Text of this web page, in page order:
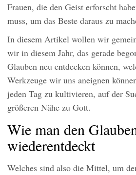
Frauen, die den Geist erforscht
muss, um das Beste daraus zu
In diesem Artikel wollen wir
wir in diesem Jahr, das gerade
Glauben neu entdecken können,
Werkzeuge wir uns aneignen
jeden Tag zu kultivieren, auf der
größeren Nähe zu Gott.
Wie man den
wiederentdeckt
Welches sind also die Mittel, um